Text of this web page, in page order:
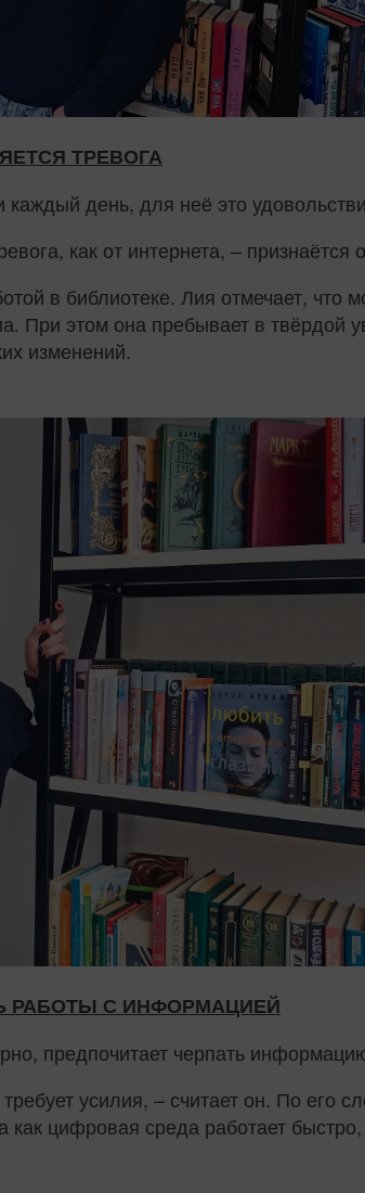
ТРЕВОГА
каждый день, для неё это
как от интернета, – признаётся
в библиотеке. Лия отмечает, что
этом она пребывает в твёрдой
изменений.
РАБОТЫ С ИНФОРМАЦИЕЙ
предпочитает черпать
усилия, – считает он. По его
как цифровая среда работает